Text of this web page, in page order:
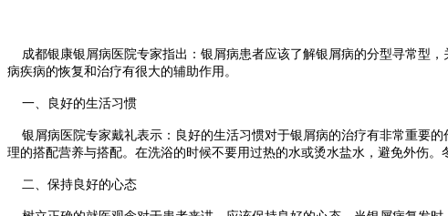
成都银康银屑病医院专家指出：银屑病患者应该了解银屑病的分型寻常型
病疾病的恢复和治疗有很大的辅助作用。
一、良好的生活习惯
银屑病医院专家戴礼表示：良好的生活习惯对于银屑病的治疗有非常重要
理的搭配营养与搭配。在洗浴的时候不要用过热的水或烫水盐水，避免外伤
二、保持良好的心态